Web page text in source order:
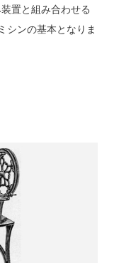
置と組み合わせる
シンの基本となりま